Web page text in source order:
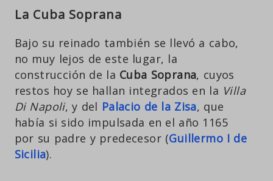
La Cuba Soprana
Bajo su reinado también se llevó a cabo,
no muy lejos de este lugar, la
construcción de la Cuba Soprana, cuyos
restos hoy se hallan integrados en la Villa
Di Napoli, y del Palacio de la Zisa, que
había si sido impulsada en el año 1165
por su padre y predecesor (Guillermo I de
Sicilia).